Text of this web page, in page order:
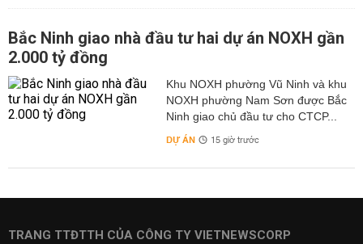
Bắc Ninh giao nhà đầu tư hai dự án NOXH gần
2.000 tỷ đồng
Khu NOXH phường Vũ Ninh và khu
NOXH phường Nam Sơn được Bắc
Ninh giao chủ đầu tư cho CTCP...
DỰ ÁN 15 giờ trước
TRANG TTĐTTH CỦA CÔNG TY VIETNEWSCORP